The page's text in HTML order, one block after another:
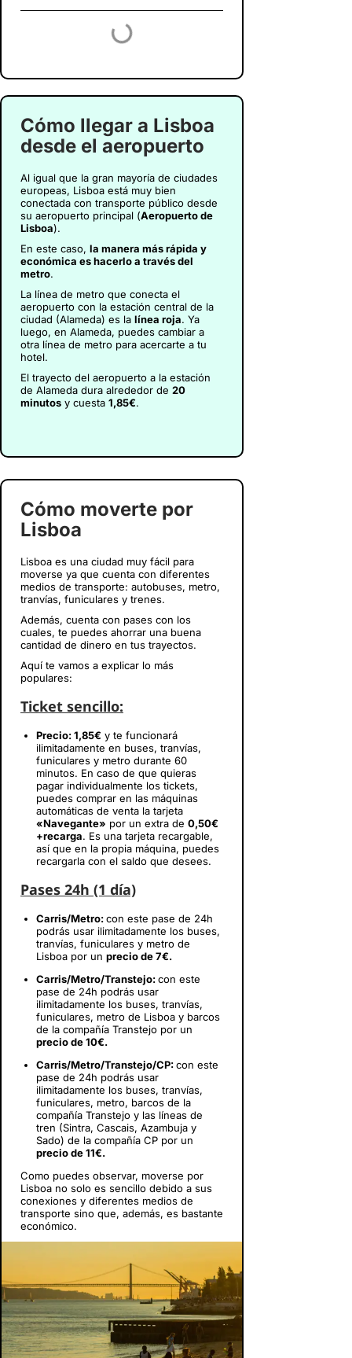
Cómo llegar a Lisboa
desde el aeropuerto
Al igual que la gran mayoría de ciudades
europeas, Lisboa está muy bien
conectada con transporte público desde
su aeropuerto principal (Aeropuerto de
Lisboa).
En este caso, la manera más rápida y
económica es hacerlo a través del
metro.
La línea de metro que conecta el
aeropuerto con la estación central de la
ciudad (Alameda) es la línea roja. Ya
luego, en Alameda, puedes cambiar a
otra línea de metro para acercarte a tu
hotel.
El trayecto del aeropuerto a la estación
de Alameda dura alrededor de 20
minutos y cuesta 1,85€.
Cómo moverte por
Lisboa
Lisboa es una ciudad muy fácil para
moverse ya que cuenta con diferentes
medios de transporte: autobuses, metro,
tranvías, funiculares y trenes.
Además, cuenta con pases con los
cuales, te puedes ahorrar una buena
cantidad de dinero en tus trayectos.
Aquí te vamos a explicar lo más
populares:
Ticket sencillo:
Precio: 1,85€ y te funcionará
ilimitadamente en buses, tranvías,
funiculares y metro durante 60
minutos. En caso de que quieras
pagar individualmente los tickets,
puedes comprar en las máquinas
automáticas de venta la tarjeta
«Navegante» por un extra de 0,50€
+recarga. Es una tarjeta recargable,
así que en la propia máquina, puedes
recargarla con el saldo que desees.
Pases 24h (1 día)
Carris/Metro:con este pase de 24h
podrás usar ilimitadamente los buses,
tranvías, funiculares y metro de
Lisboa por un precio de 7€.
Carris/Metro/Transtejo:con este
pase de 24h podrás usar
ilimitadamente los buses, tranvías,
funiculares, metro de Lisboa y barcos
de la compañía Transtejo por un
precio de 10€.
Carris/Metro/Transtejo/CP:con este
pase de 24h podrás usar
ilimitadamente los buses, tranvías,
funiculares, metro, barcos de la
compañía Transtejo y las líneas de
tren (Sintra, Cascais, Azambuja y
Sado) de la compañía CP por un
precio de 11€.
Como puedes observar, moverse por
Lisboa no solo es sencillo debido a sus
conexiones y diferentes medios de
transporte sino que, además, es bastante
económico.